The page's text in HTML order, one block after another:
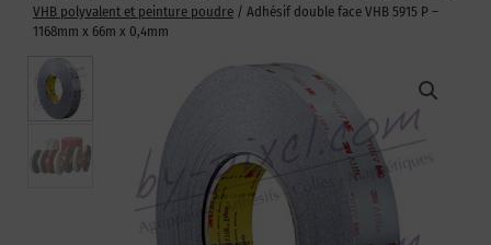
VHB polyvalent et peinture poudre / Adhésif double face VHB 5915 P –
1168mm x 66m x 0,4mm